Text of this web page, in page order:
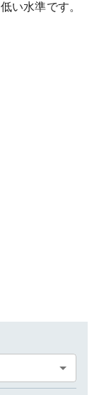
低い水準です。